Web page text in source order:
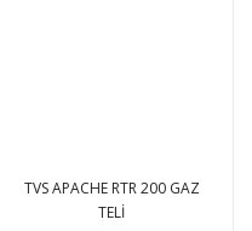
TVS APACHE RTR 200 GAZ
TELİ